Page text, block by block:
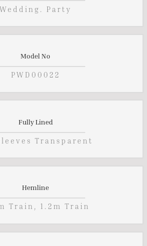
Wedding. Party
Model No
PWD00022
Fully Lined
Transparent
Hemline
Train, 1.2m Train